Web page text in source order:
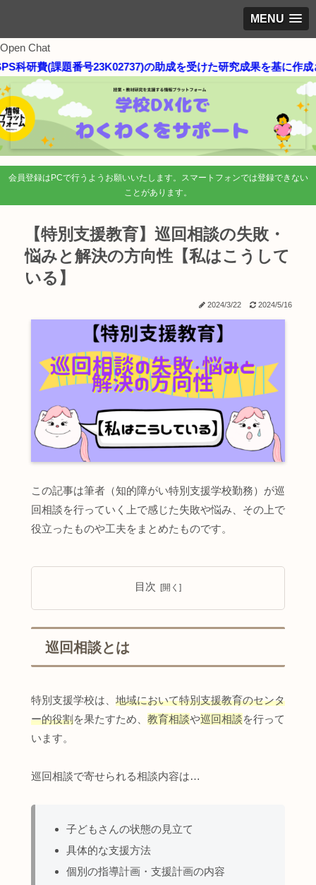
MENU
Open Chat
費(課題番号23K02737)の助成を受けた研究成果を基に作成され
会員登録はPCで行うようお願いいたします。スマートフォンでは登録できない
ことがあります。
【特別支援教育】巡回相談の失敗・
悩みと解決の方向性【私はこうして
いる】
2024/3/22 2024/5/16
この記事は筆者（知的障がい特別支援学校勤務）が巡
回相談を行っていく上で感じた失敗や悩み、その上で
役立ったものや工夫をまとめたものです。
目次
巡回相談とは
特別支援学校は、 地域において特別支援教育のセンタ
ー的役割を果たすため、 教育相談や巡回相談を行って
います。
巡回相談で寄せられる相談内容は…
子どもさんの状態の見立て
具体的な支援方法
個別の指導計画・支援計画の内容